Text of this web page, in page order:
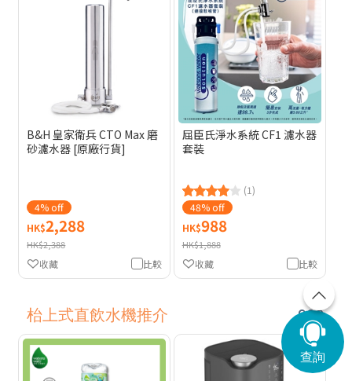
B&H 皇家衛兵 CTO Max 磨
砂濾水器 [原廠行貨]
4% off
HK$2,288
HK$2,388
比較
收藏
屈臣氏淨水系統 CF1 濾水器
套裝
(1)
48% off
HK$988
HK$1,888
比較
收藏
枱上式直飲水機推介
查詢